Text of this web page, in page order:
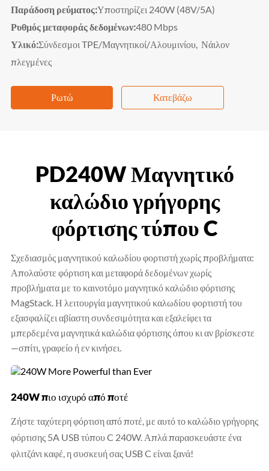
Παράδοση ρεύματος:Υποστηρίζει 240W (48V/5A)
Ρυθμός μεταφοράς δεδομένων:480 Mbps
Υλικό:Σύνδεσμοι TPE/Μαγνητικοί/Αλουμινίου, Νάιλον
πλεγμένες
Ρωτώ Κατεβάζω
PD240W Μαγνητικό
καλώδιο γρήγορης
φόρτισης τύπου C
Σχεδιασμός μαγνητικού καλωδίου φορτιστή χωρίς προβλήματα:
Απολαύστε φόρτιση και μεταφορά δεδομένων χωρίς
προβλήματα με το καινοτόμο μαγνητικό καλώδιο φόρτισης
MagStack. Η λειτουργία μαγνητικού καλωδίου φορτιστή του
εξασφαλίζει αβίαστη συνδεσιμότητα και εξαλείφει τα
μπερδεμένα μαγνητικά καλώδια φόρτισης όπου κι αν βρίσκεστε
—σπίτι, γραφείο ή εν κινήσει.
240W πιο ισχυρό από ποτέ
Ζήστε ταχύτερη φόρτιση από ποτέ, με αυτό το καλώδιο γρήγορης
φόρτισης 5A USB τύπου C 240W. Απλά παρασκευάστε ένα
φλιτζάνι καφέ, η συσκευή σας USB C είναι ξανά!